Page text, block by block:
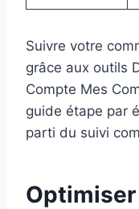
Suivre votre
grâce aux outils
Compte Mes
guide étape par
parti du suivi